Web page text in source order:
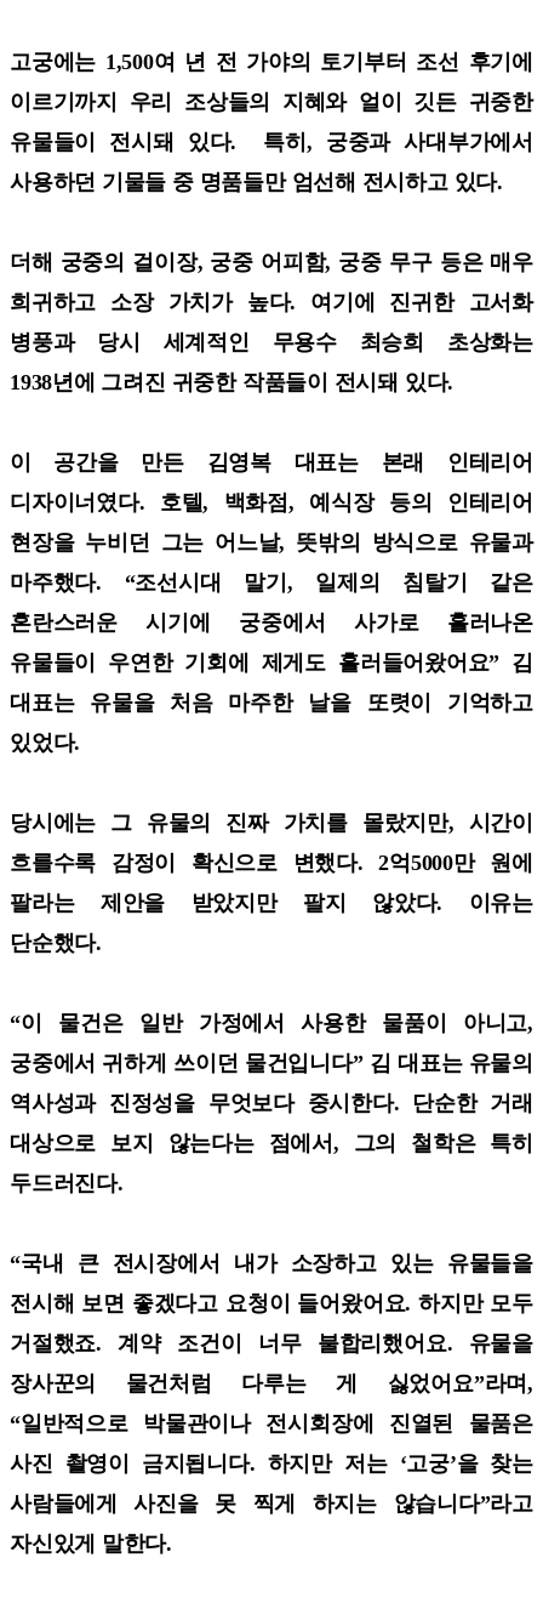
고궁에는 1,500여 년 전 가야의 토기부터 조선 후기에
이르기까지 우리 조상들의 지혜와 얼이 깃든 귀중한
유물들이 전시돼 있다. 특히, 궁중과 사대부가에서
사용하던 기물들 중 명품들만 엄선해 전시하고 있다.
더해 궁중의 걸이장, 궁중 어피함, 궁중 무구 등은 매우
희귀하고 소장 가치가 높다. 여기에 진귀한 고서화
병풍과 당시 세계적인 무용수 최승희 초상화는
1938년에 그려진 귀중한 작품들이 전시돼 있다.
이 공간을 만든 김영복 대표는 본래 인테리어
디자이너였다. 호텔, 백화점, 예식장 등의 인테리어
현장을 누비던 그는 어느날, 뜻밖의 방식으로 유물과
마주했다. “조선시대 말기, 일제의 침탈기 같은
혼란스러운 시기에 궁중에서 사가로 흘러나온
유물들이 우연한 기회에 제게도 흘러들어왔어요” 김
대표는 유물을 처음 마주한 날을 또렷이 기억하고
있었다.
당시에는 그 유물의 진짜 가치를 몰랐지만, 시간이
흐를수록 감정이 확신으로 변했다. 2억5000만 원에
팔라는 제안을 받았지만 팔지 않았다. 이유는
단순했다.
“이 물건은 일반 가정에서 사용한 물품이 아니고,
궁중에서 귀하게 쓰이던 물건입니다” 김 대표는 유물의
역사성과 진정성을 무엇보다 중시한다. 단순한 거래
대상으로 보지 않는다는 점에서, 그의 철학은 특히
두드러진다.
“국내 큰 전시장에서 내가 소장하고 있는 유물들을
전시해 보면 좋겠다고 요청이 들어왔어요. 하지만 모두
거절했죠. 계약 조건이 너무 불합리했어요. 유물을
장사꾼의 물건처럼 다루는 게 싫었어요”라며,
“일반적으로 박물관이나 전시회장에 진열된 물품은
사진 촬영이 금지됩니다. 하지만 저는 ‘고궁’을 찾는
사람들에게 사진을 못 찍게 하지는 않습니다”라고
자신있게 말한다.